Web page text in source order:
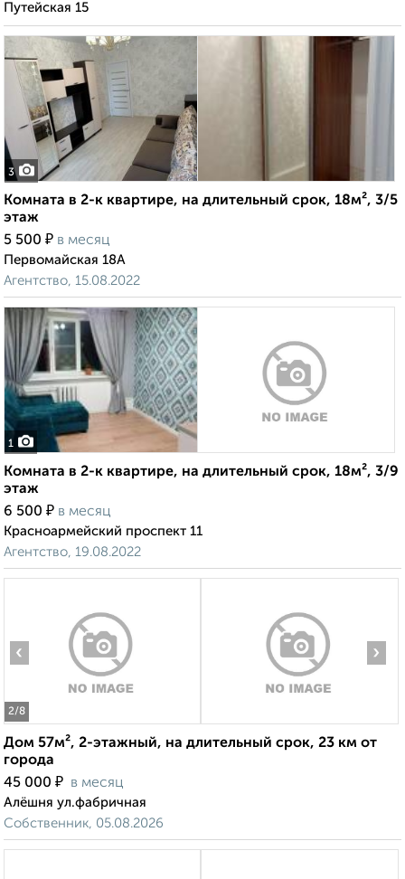
Путейская 15
3
Комната в 2-к квартире, на длительный срок, 18м², 3/5
этаж
5 500 ₽ в месяц
Первомайская 18А
Агентство, 15.08.2022
1
Комната в 2-к квартире, на длительный срок, 18м², 3/9
этаж
6 500 ₽ в месяц
Красноармейский проспект 11
Агентство, 19.08.2022
2/8
‹ ›
Дом 57м², 2-этажный, на длительный срок, 23 км от
города
45 000 ₽ в месяц
Алёшня ул.фабричная
Собственник, 05.08.2026